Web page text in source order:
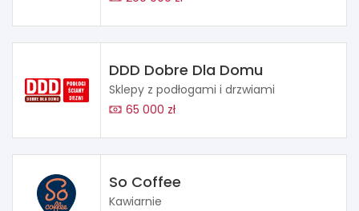
DDD Dobre Dla Domu
Sklepy z podłogami i drzwiami
65 000 zł
So Coffee
Kawiarnie